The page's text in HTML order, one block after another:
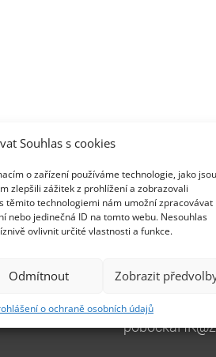
Souhlas s cookies
o zařízení používáme technologie, jako jsou
zlepšili zážitek z prohlížení a zobrazovali
těmito technologiemi nám umožní zpracovávat
nebo jedinečná ID na tomto webu. Nesouhlas
ovlivnit určité vlastnosti a funkce.
Odmítnout Zobrazit
o ochraně osobních údajů
Třída SNP
Česká